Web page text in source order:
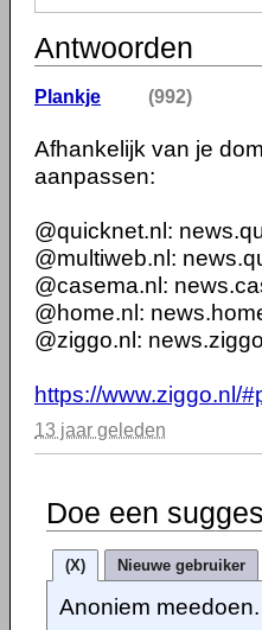
Antwoorden
Plankje (992)
Afhankelijk van je
aanpassen:
@quicknet.nl:
@multiweb.nl:
@casema.nl:
@home.nl:
@ziggo.nl:
https://www.ziggo.nl/
13 jaar geleden
Doe een
(X) Nieuwe gebruiker
Anoniem meedoen.